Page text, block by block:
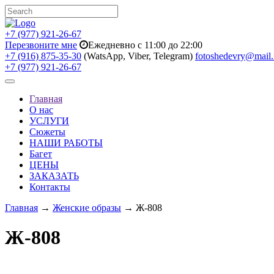
+7 (977) 921-26-67
Перезвоните мне
Ежедневно с 11:00 до 22:00
+7 (916) 875-35-30 (WatsApp, Viber, Telegram)
+7 (977) 921-26-67
Toggle
navigationГлавная
О нас
УСЛУГИ
Сюжеты
НАШИ РАБОТЫ
Багет
ЦЕНЫ
ЗАКАЗАТЬ
Контакты
Главная → Женские образы → Ж-808
Ж-808